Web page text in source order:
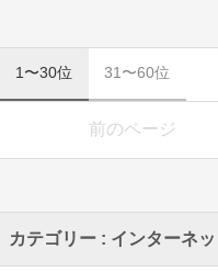
1〜30位 31〜60位
前のページ
カテゴリー : インターネ